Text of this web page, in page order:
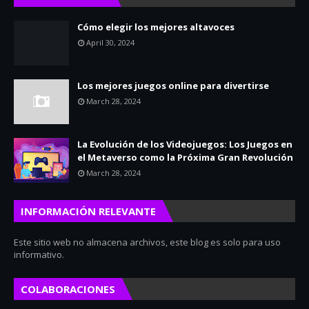
Cómo elegir los mejores altavoces
April 30, 2024
Los mejores juegos online para divertirse
March 28, 2024
La Evolución de los Videojuegos: Los Juegos en
el Metaverso como la Próxima Gran Revolución
March 28, 2024
INFORMACIÓN RELEVANTE
Este sitio web no almacena archivos, este blog es solo para uso
informativo.
COLABORACIONES